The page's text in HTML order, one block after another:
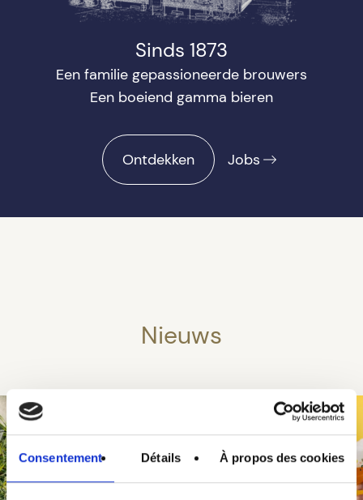
Consentement Détails À propos des cookies
Sinds 1873
Een familie gepassioneerde brouwers
Een boeiend gamma bieren
Ontdekken Jobs
Nieuws